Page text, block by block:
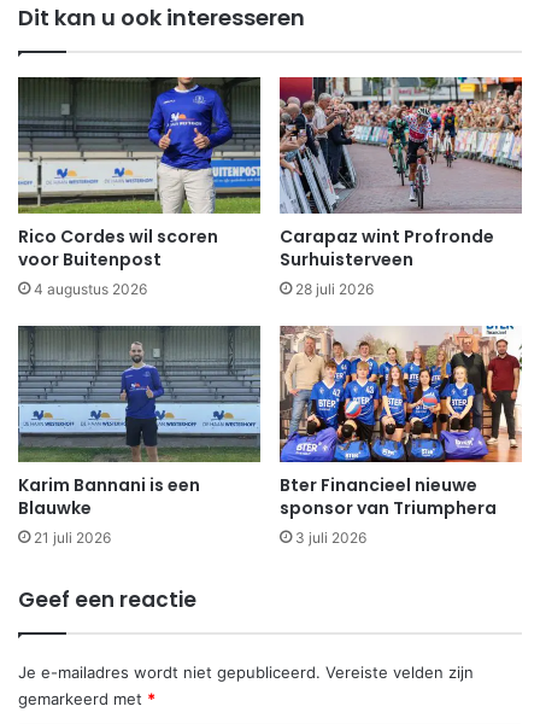
Dit kan u ook interesseren
Rico Cordes wil scoren
voor Buitenpost
4 augustus 2026
Carapaz wint Profronde
Surhuisterveen
28 juli 2026
Karim Bannani is een
Blauwke
21 juli 2026
Bter Financieel nieuwe
sponsor van Triumphera
3 juli 2026
Geef een reactie
Je e-mailadres wordt niet gepubliceerd. Vereiste velden zijn
gemarkeerd met *